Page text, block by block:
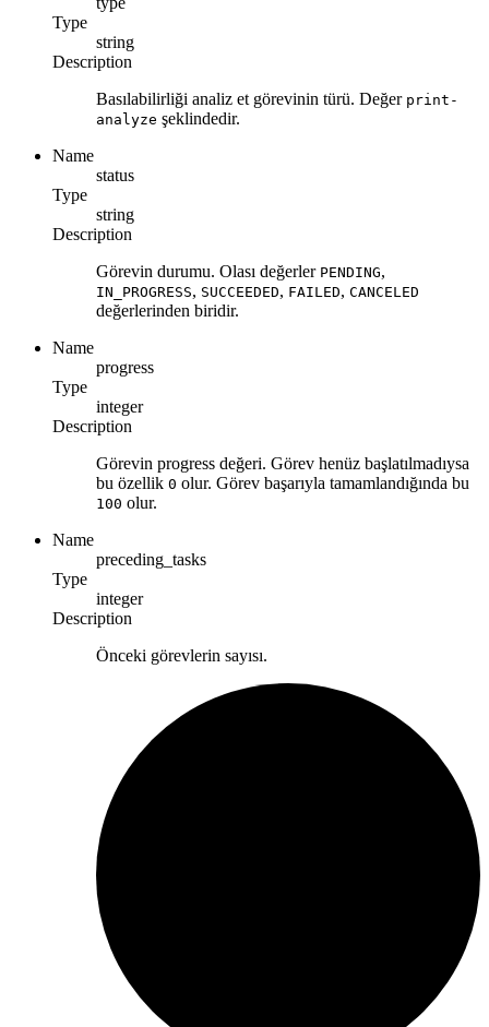
Type
string
Description
Basılabilirliği analiz et görevinin türü. Değer print-
analyze şeklindedir.
Name
status
Type
string
Description
Görevin durumu. Olası değerler PENDING,
IN_PROGRESS, SUCCEEDED, FAILED, CANCELED
değerlerinden biridir.
Name
progress
Type
integer
Description
Görevin progress değeri. Görev henüz başlatılmadıysa
bu özellik 0 olur. Görev başarıyla tamamlandığında bu
100 olur.
Name
preceding_tasks
Type
integer
Description
Önceki görevlerin sayısı.